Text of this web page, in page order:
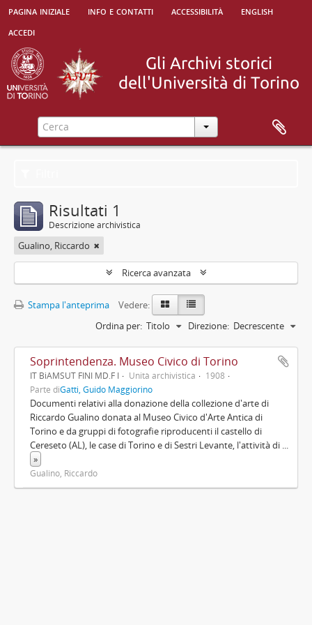
pagina iniziale info e contatti accessibilità
english
accedi
Risultati 1
Descrizione archivistica
Gualino, Riccardo
Ricerca avanzata
Stampa l'anteprima
Vedere:
Ordina per: Titolo Direzione: Decrescente
Soprintendenza. Museo Civico di Torino
IT BiAMSUT FINI MD.F I Unità archivistica
1908
Parte diGatti, Guido Maggiorino
Documenti relativi alla donazione della collezione d'arte di
Riccardo Gualino donata al Museo Civico d'Arte Antica di
Torino e da gruppi di fotografie riproducenti il castello di
Cereseto (AL), le case di Torino e di Sestri Levante, l'attività di ...
»
Gualino, Riccardo